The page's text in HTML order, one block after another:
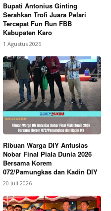
Bupati Antonius Ginting
Serahkan Trofi Juara Pelari
Tercepat Fun Run FBB
Kabupaten Karo
1 Agustus 2026
Ribuan Warga DIY Antusias
Nobar Final Piala Dunia 2026
Bersama Korem
072/Pamungkas dan Kadin DIY
20 Juli 2026